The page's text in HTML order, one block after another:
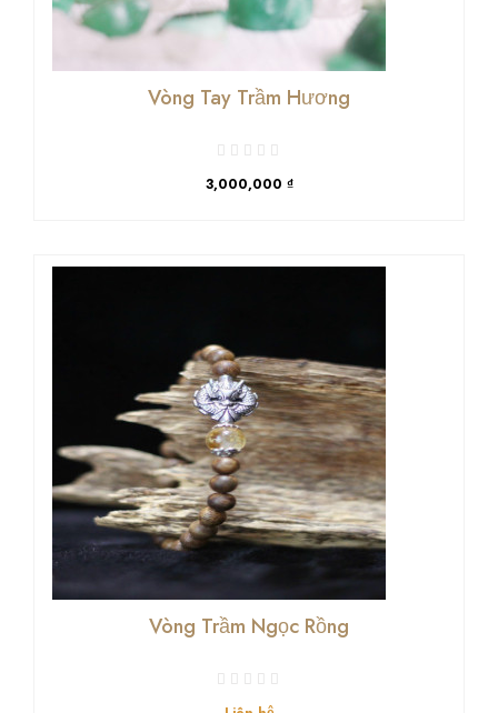
Vòng Tay Trầm Hương
3,000,000 ₫
Vòng Trầm Ngọc Rồng